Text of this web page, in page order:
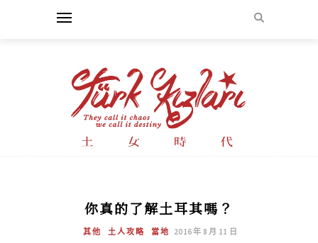
你真的了解土耳其嗎？
其他 土人攻略 當地 2016 年 8 月 11 日